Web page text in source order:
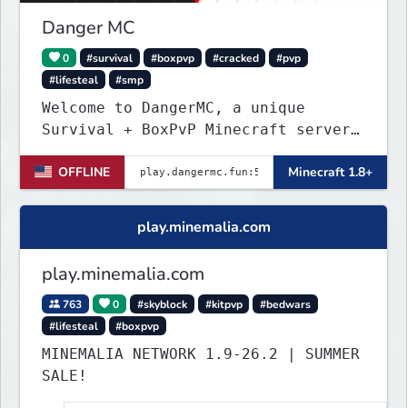
Danger MC
0 #survival #boxpvp #cracked
#pvp
#lifesteal
#smp
Welcome to DangerMC, a unique
Survival + BoxPvP Minecraft server
OFFLINE
Minecraft 1.8+
play.minemalia.com
play.minemalia.com
763 0 #skyblock #kitpvp
#bedwars
#lifesteal
#boxpvp
MINEMALIA NETWORK 1.9-26.2 | SUMMER
SALE!